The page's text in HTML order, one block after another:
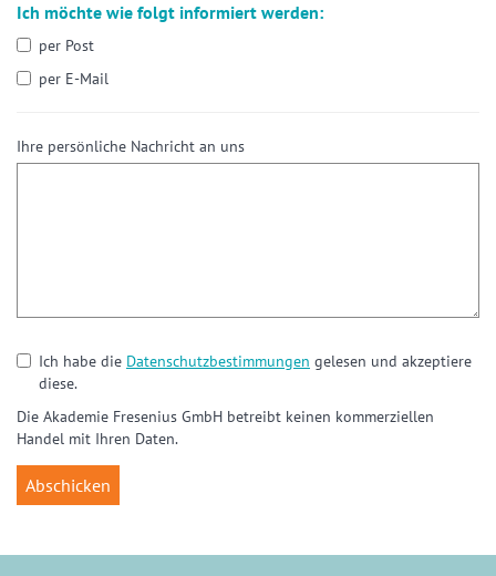
Ich möchte wie folgt informiert werden:
per Post
per E-Mail
Ihre persönliche Nachricht an uns
Ich habe die Datenschutzbestimmungen gelesen und akzeptiere
diese.
Die Akademie Fresenius GmbH betreibt keinen kommerziellen
Handel mit Ihren Daten.